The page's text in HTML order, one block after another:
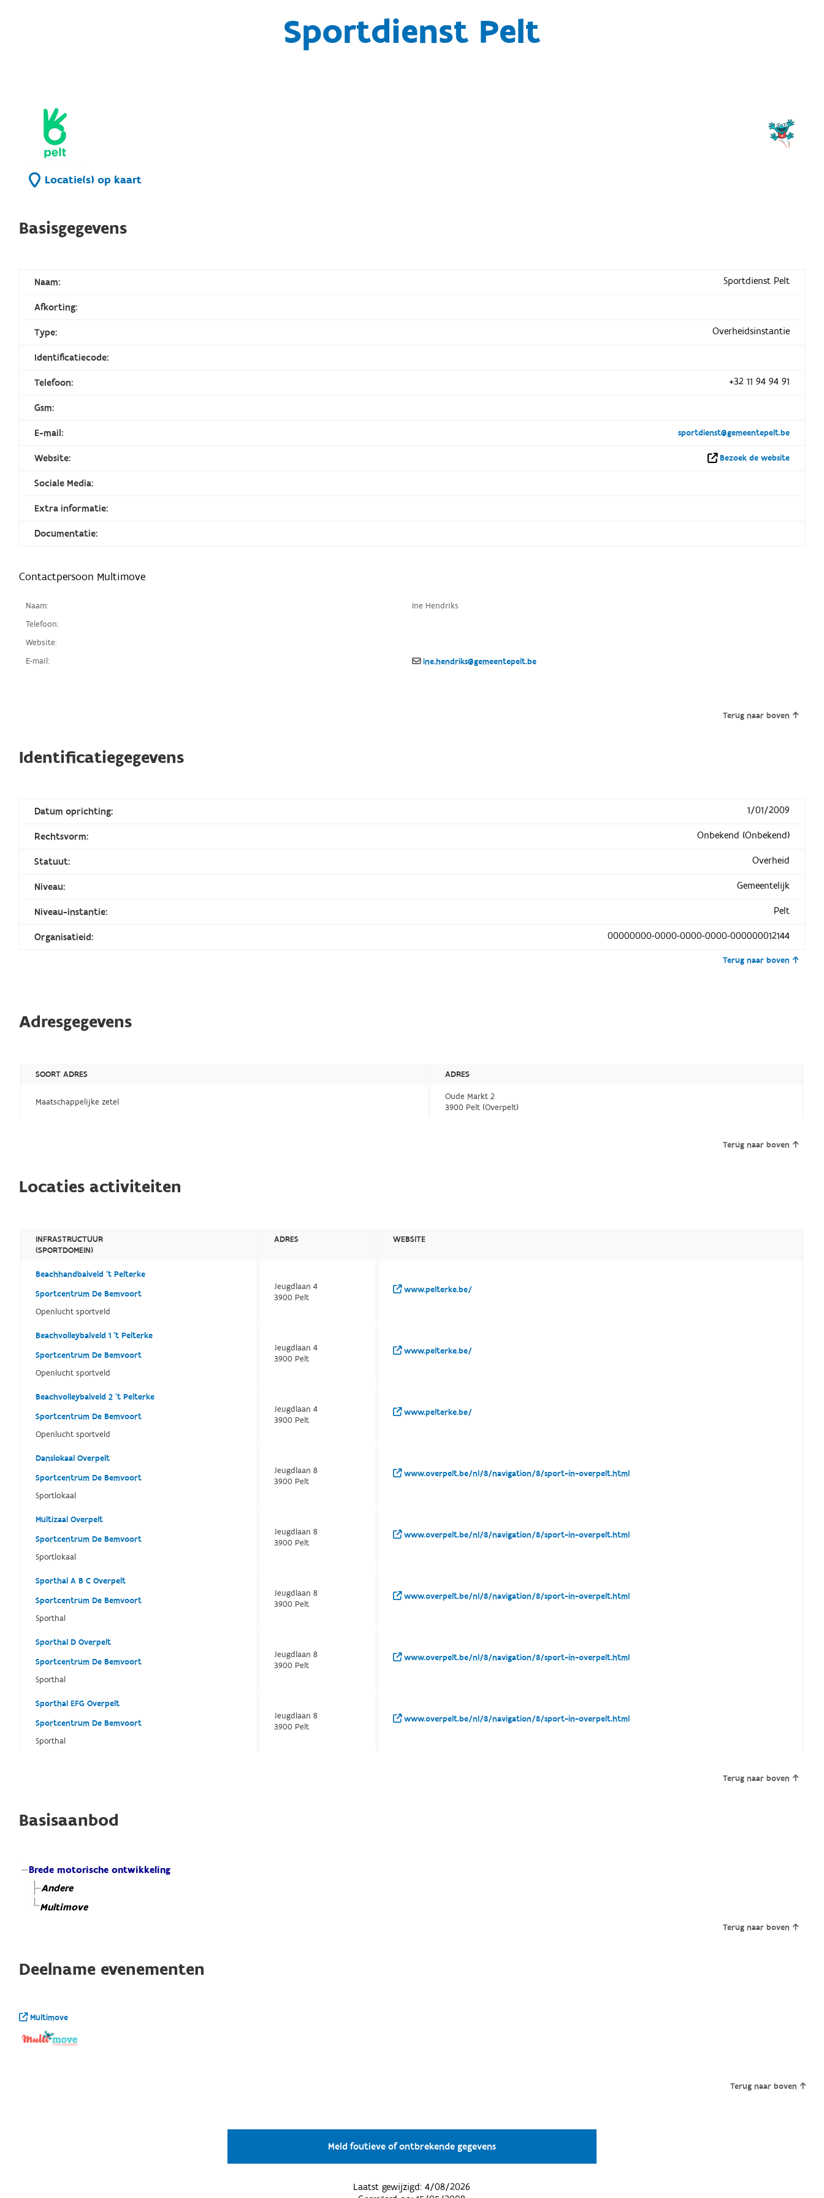
Sportdienst Pelt
Locatie(s) op kaart
Basisgegevens
Naam: Sportdienst Pelt
Afkorting:
Type: Overheidsinstantie
Identificatiecode:
Telefoon: +32 11 94 94 91
Gsm:
E-mail: sportdienst@gemeentepelt.be
Website: Bezoek de website
Sociale Media:
Extra informatie:
Documentatie:
Contactpersoon Multimove
Naam:
Ine Hendriks
Telefoon:
Website:
E-mail:
ine.hendriks@gemeentepelt.be
Terug naar boven
Identificatiegegevens
Datum oprichting: 1/01/2009
Rechtsvorm: Onbekend (Onbekend)
Statuut: Overheid
Niveau: Gemeentelijk
Niveau-instantie: Pelt
Organisatieid: 00000000-0000-0000-0000-000000012144
Terug naar boven
Adresgegevens
SOORT ADRES ADRES
Maatschappelijke zetel
Oude Markt 2
3900 Pelt (Overpelt)
Terug naar boven
Locaties activiteiten
INFRASTRUCTUUR
(SPORTDOMEIN)
ADRES WEBSITE
Beachhandbalveld 't Pelterke
Sportcentrum De Bemvoort
Openlucht sportveld
Jeugdlaan 4
3900 Pelt
www.pelterke.be/
Beachvolleybalveld 1 't Pelterke
Sportcentrum De Bemvoort
Openlucht sportveld
Jeugdlaan 4
3900 Pelt
www.pelterke.be/
Beachvolleybalveld 2 't Pelterke
Sportcentrum De Bemvoort
Openlucht sportveld
Jeugdlaan 4
3900 Pelt
www.pelterke.be/
Danslokaal Overpelt
Sportcentrum De Bemvoort
Sportlokaal
Jeugdlaan 8
3900 Pelt
www.overpelt.be/nl/8/navigation/8/sport-in-overpelt.html
Multizaal Overpelt
Sportcentrum De Bemvoort
Sportlokaal
Jeugdlaan 8
3900 Pelt
www.overpelt.be/nl/8/navigation/8/sport-in-overpelt.html
Sporthal A B C Overpelt
Sportcentrum De Bemvoort
Sporthal
Jeugdlaan 8
3900 Pelt
www.overpelt.be/nl/8/navigation/8/sport-in-overpelt.html
Sporthal D Overpelt
Sportcentrum De Bemvoort
Sporthal
Jeugdlaan 8
3900 Pelt
www.overpelt.be/nl/8/navigation/8/sport-in-overpelt.html
Sporthal EFG Overpelt
Sportcentrum De Bemvoort
Sporthal
Jeugdlaan 8
3900 Pelt
www.overpelt.be/nl/8/navigation/8/sport-in-overpelt.html
Terug naar boven
Basisaanbod
Brede motorische ontwikkeling
Andere
Multimove
Terug naar boven
Deelname evenementen
Multimove
Terug naar boven
Meld foutieve of ontbrekende gegevens
Laatst gewijzigd:4/08/2026